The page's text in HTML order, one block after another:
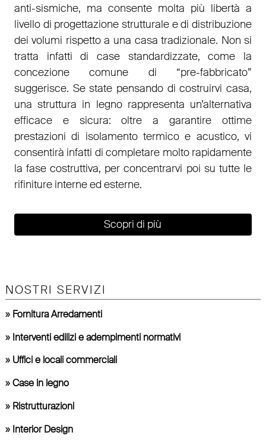
anti-sismiche, ma consente molta più libertà a
livello di progettazione strutturale e di distribuzione
dei volumi rispetto a una casa tradizionale. Non si
tratta infatti di case standardizzate, come la
concezione comune di “pre-fabbricato”
suggerisce. Se state pensando di costruirvi casa,
una struttura in legno rappresenta un’alternativa
efficace e sicura: oltre a garantire ottime
prestazioni di isolamento termico e acustico, vi
consentirà infatti di completare molto rapidamente
la fase costruttiva, per concentrarvi poi su tutte le
rifiniture interne ed esterne.
Scopri di più
NOSTRI SERVIZI
» Fornitura Arredamenti
» Interventi edilizi e adempimenti normativi
» Uffici e locali commerciali
»Case in legno
» Ristrutturazioni
» Interior Design